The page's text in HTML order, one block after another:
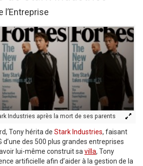
l’Entreprise
Industries après la mort de ses parents
Tony hérita de Stark Industries, faisant
d’une des 500 plus grandes entreprises
lui-même construit sa villa, Tony
artificielle afin d’aider à la gestion de la